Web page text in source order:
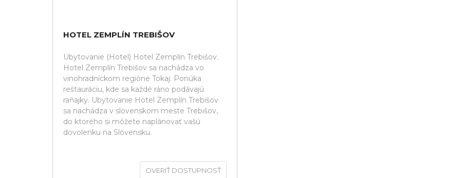
HOTEL ZEMPLÍN TREBIŠOV
Ubytovanie (Hotel) Hotel Zemplín Trebišov.
Hotel Zemplín Trebišov sa nachádza vo
vinohradníckom regióne Tokaj. Ponúka
reštauráciu, kde sa každé ráno podávajú
raňajky. Ubytovanie Hotel Zemplín Trebišov
sa nachádza v slovenskom meste Trebišov,
do ktorého si môžete naplánovať vašú
dovolenku na Slovensku.
OVERIŤ DOSTUPNOSŤ